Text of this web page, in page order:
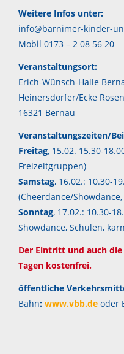
Weitere Infos unter:
info@barnimer-kinder-
Mobil 0173 – 2 08 56 20
Veranstaltungsort:
Erich-Wünsch-Halle
Heinersdorfer/Ecke
16321 Bernau
Veranstaltungszeiten/
Freitag, 15.02. 15.30-
Freizeitgruppen)
Samstag, 16.02.: 10.30-
(Cheerdance/
Sonntag, 17.02.: 10.30-
Showdance, Schulen,
Der Eintritt und auch
Tagen kostenfrei.
öffentliche
Bahn: www.vbb.de oder